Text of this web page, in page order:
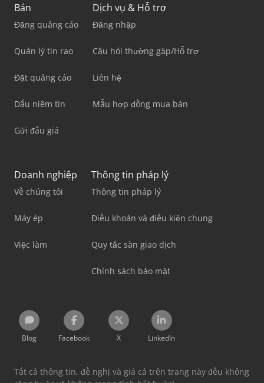
Bán
Đăng quảng cáo
Quản lý tin rao
Đặt quảng cáo
Dấu niêm tin
Gửi đấu giá
Dịch vụ & Hỗ trợ
Đăng nhập
Câu hỏi thường gặp/Hỗ trợ
Liên hệ
Mẫu hợp đồng mua bán
Doanh nghiệp
Về chúng tôi
Máy ép
Việc làm
Thông tin pháp lý
Thông tin pháp lý
Điều khoản và điều kiện chung
Quy tắc sàn giao dịch
Chính sách bảo mật
Blog Facebook X LinkedIn
Tất cả thông tin, đề nghị và giá cả trên trang này đều không